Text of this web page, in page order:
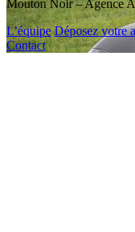
Mouton Noir – Agence
L’équipe Déposez votre
Contact